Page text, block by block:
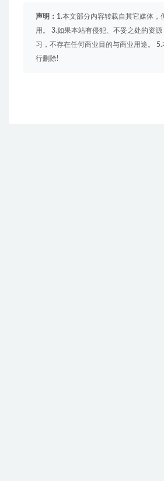
声明： 1.本文部分内容转载自其它媒体
用。 3.如果本站有侵犯、不妥之处的资
习，不存在任何商业目的与商业用途。
行删除!